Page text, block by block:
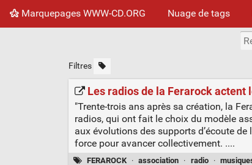
Marquepages WWW-CD.ORG Nuage de tags
Filtres
Les radios de la Ferarock
"Trente-trois ans après sa création, la
radios, qui ont fait le choix du modèle
aux évolutions des supports d’écoute
force pour avancer collectivement. ....
FERAROCK · association · radio ·